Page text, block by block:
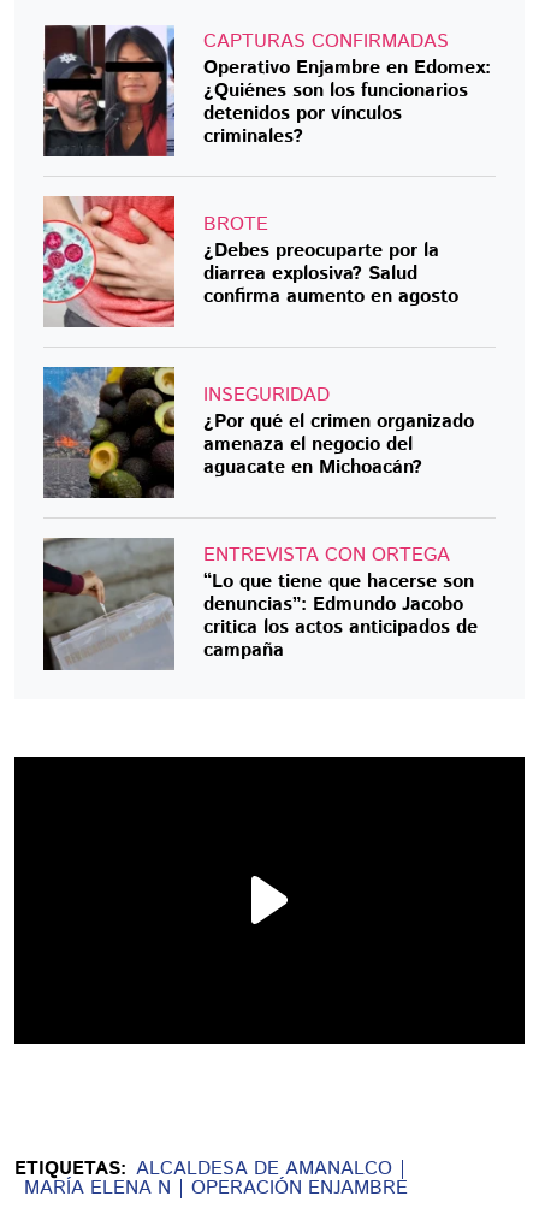
CAPTURAS CONFIRMADAS
Operativo Enjambre en Edomex:
¿Quiénes son los funcionarios
detenidos por vínculos
criminales?
BROTE
¿Debes preocuparte por la
diarrea explosiva? Salud
confirma aumento en agosto
INSEGURIDAD
¿Por qué el crimen organizado
amenaza el negocio del
aguacate en Michoacán?
ENTREVISTA CON ORTEGA
“Lo que tiene que hacerse son
denuncias”: Edmundo Jacobo
critica los actos anticipados de
campaña
ETIQUETAS: ALCALDESA DE AMANALCO
MARÍA ELENA N OPERACIÓN ENJAMBRE